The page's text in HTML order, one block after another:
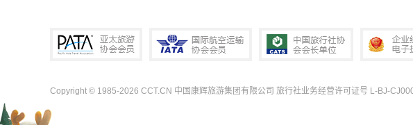
Copyright © 1985-2026 CCT.CN 中国康辉旅游集团有限公司 旅行社业务经营许可证号 L-BJ-